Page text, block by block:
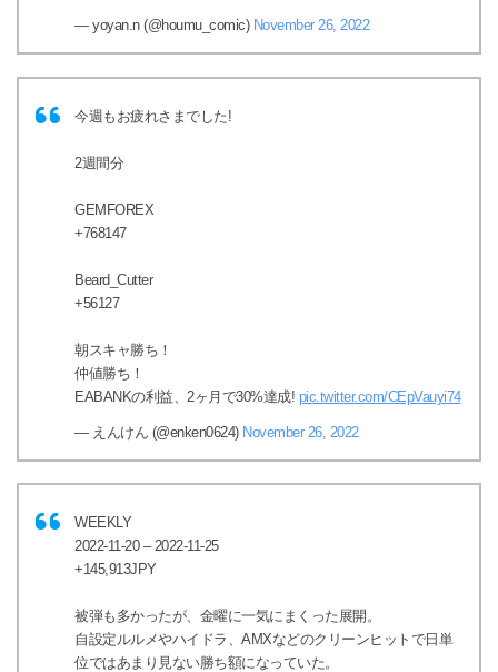
— yoyan.n (@houmu_comic) November 26, 2022
今週もお疲れさまでした!
2週間分
GEMFOREX
+768147
Beard_Cutter
+56127
朝スキャ勝ち！
仲値勝ち！
EABANKの利益、2ヶ月で30%達成! pic.twitter.com/CEpVauyi74
— えんけん (@enken0624) November 26, 2022
WEEKLY
2022-11-20 – 2022-11-25
+145,913JPY
被弾も多かったが、金曜に一気にまくった展開。
自設定ルルメやハイドラ、AMXなどのクリーンヒットで日単
位ではあまり見ない勝ち額になっていた。